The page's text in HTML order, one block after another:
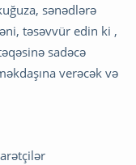
sənədlərə
təsəvvür edin ki ,
sadəcə
verəcək və